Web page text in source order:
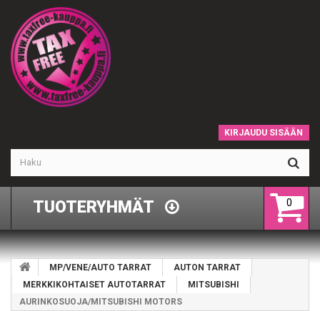
KIRJAUDU SISÄÄN
0
TUOTERYHMÄT
MP/VENE/AUTO TARRAT
AUTON TARRAT
MERKKIKOHTAISET AUTOTARRAT
MITSUBISHI
AURINKOSUOJA/MITSUBISHI MOTORS